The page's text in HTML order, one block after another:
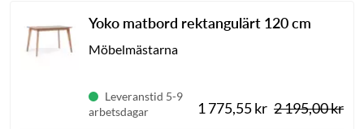
Yoko matbord rektangulärt 120 cm
Möbelmästarna
Leveranstid 5-9
arbetsdagar
1 775,55 kr 2 195,00 kr